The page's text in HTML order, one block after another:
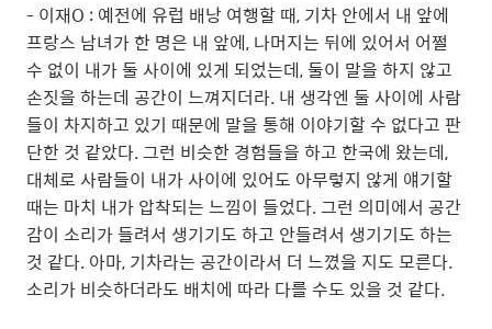
- 이재O : 예전에 유럽 배낭 여행할 때, 기차 안에서 내 앞에
프랑스 남녀가 한 명은 내 앞에, 나머지는 뒤에 있어서 어쩔
수 없이 내가 둘 사이에 있게 되었는데, 둘이 말을 하지 않고
손짓을 하는데 공간이 느껴지더라. 내 생각엔 둘 사이에 사람
들이 차지하고 있기 때문에 말을 통해 이야기할 수 없다고 판
단한 것 같았다. 그런 비슷한 경험들을 하고 한국에 왔는데,
대체로 사람들이 내가 사이에 있어도 아무렇지 않게 얘기할
때는 마치 내가 압착되는 느낌이 들었다. 그런 의미에서 공간
감이 소리가 들려서 생기기도 하고 안들려서 생기기도 하는
것 같다. 아마, 기차라는 공간이라서 더 느꼈을 지도 모른다.
소리가 비슷하더라도 배치에 따라 다를 수도 있을 것 같다.